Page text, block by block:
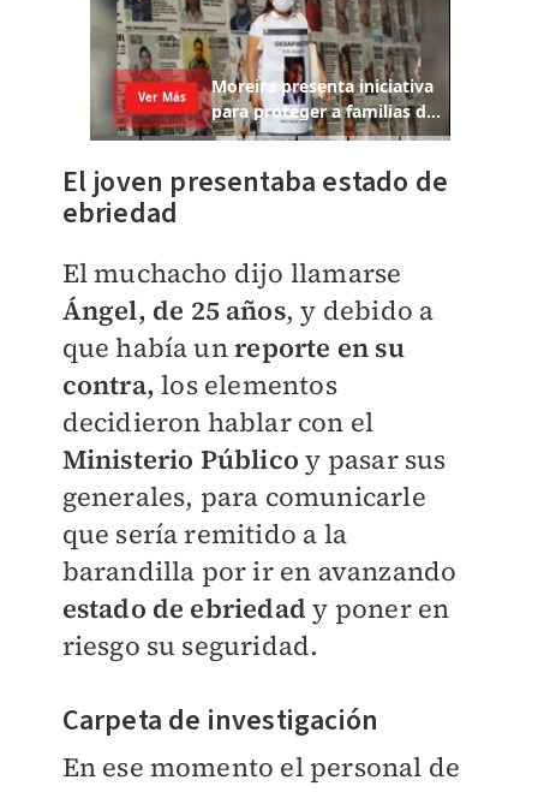
El joven presentaba estado de
ebriedad
El muchacho dijo llamarse
Ángel, de 25 años, y debido a
que había unreporte en su
contra, los elementos
decidieron hablar con el
Ministerio Público y pasar sus
generales, para comunicarle
que sería remitido a la
barandilla por ir en avanzando
estado de ebriedad y poner en
riesgo su seguridad.
Carpeta de investigación
En ese momento el personal de